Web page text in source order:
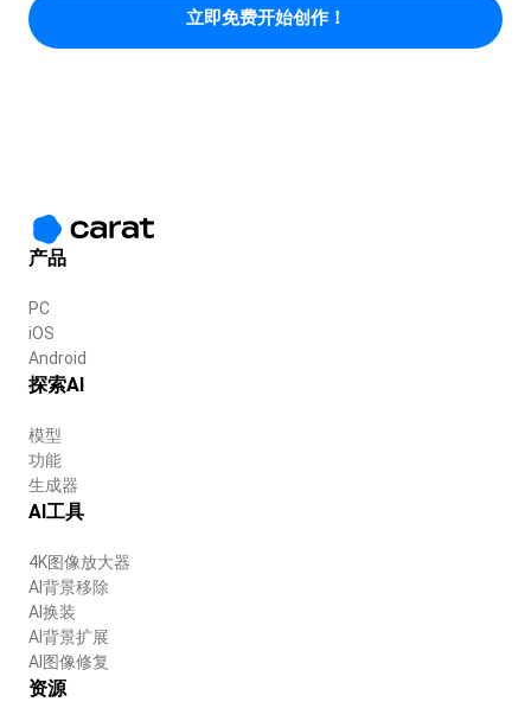
立即免费开始创作！
产品
PC
iOS
Android
探索AI
模型
功能
生成器
AI工具
4K图像放大器
AI背景移除
AI换装
AI背景扩展
AI图像修复
资源